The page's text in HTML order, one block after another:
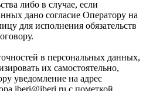
либо в случае, если
дано согласие Оператору на
для исполнения обязательств
в персональных данных,
их самостоятельно,
уведомление на адрес
iberi@iberi.ru с пометкой